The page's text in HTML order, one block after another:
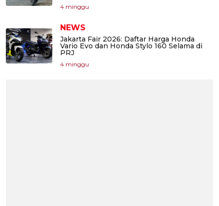
4 minggu
NEWS
Jakarta Fair 2026: Daftar Harga Honda
Vario Evo dan Honda Stylo 160 Selama di
PRJ
4 minggu